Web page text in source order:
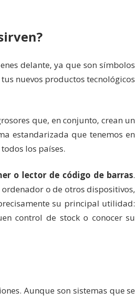
delante, ya que son símbolos
nuevos productos tecnológicos
que, en conjunto, crean un
estandarizada que tenemos en
los países.
o lector de código de barras.
o de otros dispositivos,
su principal utilidad:
control de stock o conocer su
Aunque son sistemas que se